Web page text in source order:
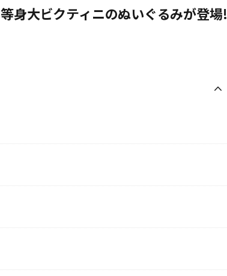
身大ビクティニのぬいぐるみが登場!